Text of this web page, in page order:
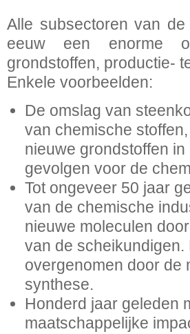
Alle subsectoren van
eeuw een enorme
grondstoffen, productie-
Enkele voorbeelden:
De omslag van
van chemische
nieuwe grondstoffen
gevolgen voor de
Tot ongeveer 50 jaar
van de chemische
nieuwe moleculen
van de
overgenomen door de
synthese.
Honderd jaar geleden
maatschappelijke